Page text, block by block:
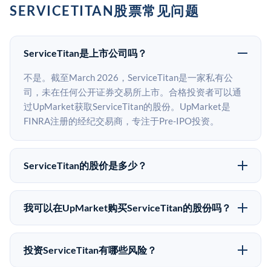
SERVICETITAN股票常见问题
ServiceTitan是上市公司吗？
不是。截至March 2026，ServiceTitan是一家私有公
司，未在任何公开证券交易所上市。合格投资者可以通
过UpMarket获取ServiceTitan的股份。UpMarket是
FINRA注册的经纪交易商，专注于Pre-IPO投资。
ServiceTitan的股价是多少？
ServiceTitan没有公开股价，因为它是一家私有公司。最
近的已知股价来自其最近一轮融资。 二级市场上的Pre-
有所不同。
我可以在UpMarket购买ServiceTitan的股份吗？
可以。合格投资者可以通过填写本页表单或在
upmarket.co创建账户来表达对ServiceTitan股份的投资
投资ServiceTitan有哪些风险？